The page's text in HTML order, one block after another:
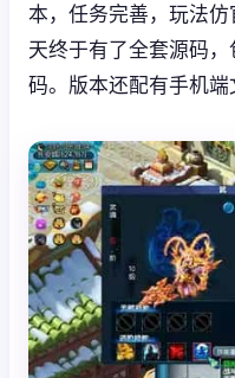
本，任务完善，玩法
天终于有了全套源码
码。版本还配有手机端